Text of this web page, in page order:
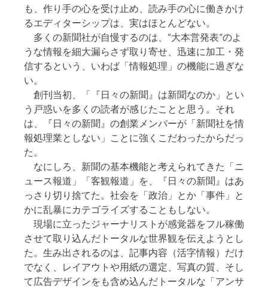
も、作り手の心を受け止め、読み手の心に働きかけ
るエディターシップは、実はほとんどない。
多くの新聞社が自慢するのは、“大本営発表”のよ
うな情報を細大漏らさず取り寄せ、迅速に加工・発
信するという、いわば「情報処理」の機能に過ぎな
い。
創刊当初、「『日々の新聞』は新聞なのか」とい
う戸惑いを多くの読者が感じたことと思う。それ
は、『日々の新聞』の創業メンバーが「新聞社を情
報処理業としない」ことに強くこだわったからだっ
た。
なにしろ、新聞の基本機能と考えられてきた「ニ
ュース報道」「客観報道」を、『日々の新聞』はあ
っさり切り捨てた。社会を「政治」とか「事件」と
かに乱暴にカテゴライズすることもしない。
現場に立ったジャーナリストが感覚器をフル稼働
させて取り込んだトータルな世界観を伝えようとし
た。生み出されるのは、記事内容（活字情報）だけ
でなく、レイアウトや用紙の選定、写真の質、そし
て広告デザインをも含め込んだトータルな「アンサ